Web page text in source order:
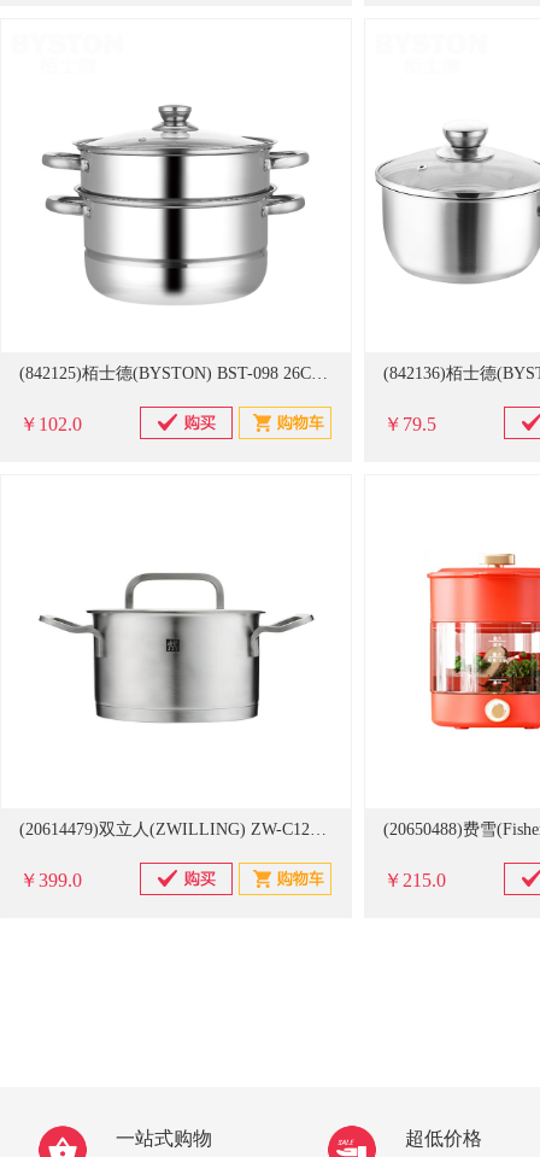
(842125)栢士德(BYSTON) BST-098 26CM 爱克托蒸锅(单位：套)
￥102.0 ￥79.5
(20614479)双立人(ZWILLING) ZW-C126 直径160mm 双耳炖锅(单位：个)
￥399.0 ￥215.0
一站式购物 超低价格